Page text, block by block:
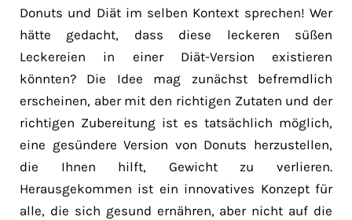
Donuts und Diät im selben Kontext sprechen! Wer
hätte gedacht, dass diese leckeren süßen
Leckereien in einer Diät-Version existieren
könnten? Die Idee mag zunächst befremdlich
erscheinen, aber mit den richtigen Zutaten und der
richtigen Zubereitung ist es tatsächlich möglich,
eine gesündere Version von Donuts herzustellen,
die Ihnen hilft, Gewicht zu verlieren.
Herausgekommen ist ein innovatives Konzept für
alle, die sich gesund ernähren, aber nicht auf die